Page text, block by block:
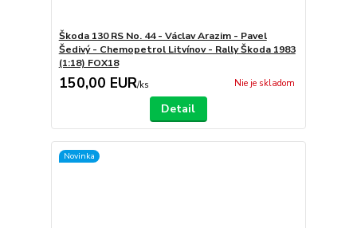
Škoda 130 RS No. 44 - Václav Arazim - Pavel
Šedivý - Chemopetrol Litvínov - Rally Škoda 1983
(1:18) FOX18
150,00 EUR/ks Nie je skladom
Detail
Novinka